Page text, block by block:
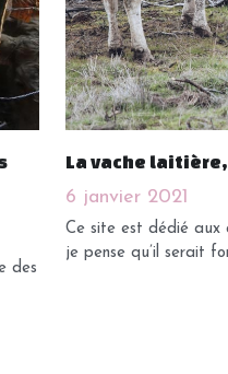
des
La vache
6 janvier 2021
Ce site est dédié aux
je pense qu’il serait